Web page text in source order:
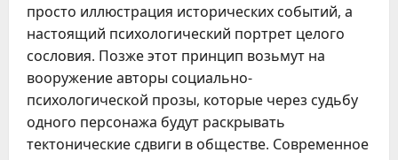
просто иллюстрация исторических событий, а
настоящий психологический портрет целого
сословия. Позже этот принцип возьмут на
вооружение авторы социально-
психологической прозы, которые через судьбу
одного персонажа будут раскрывать
тектонические сдвиги в обществе. Современное